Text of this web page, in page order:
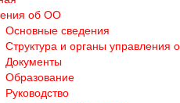
об ОО
Основные сведения
Структура и органы управления
Документы
Образование
Руководство